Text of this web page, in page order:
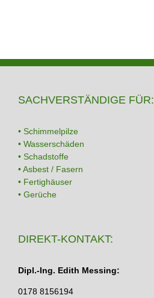
SACHVERSTÄNDIGE FÜR:
• Schimmelpilze
• Wasserschäden
• Schadstoffe
• Asbest / Fasern
• Fertighäuser
• Gerüche
DIREKT-KONTAKT:
Dipl.-Ing. Edith Messing:
0178 8156194